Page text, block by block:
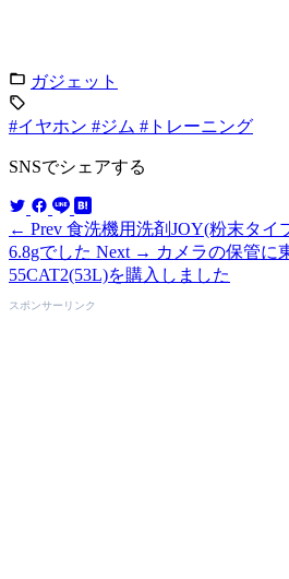
ガジェット
#イヤホン #ジム #トレーニング
SNSでシェアする
← Prev 食洗機用洗剤JOY(粉末タイ
6.8gでした Next → カメラの保管に
55CAT2(53L)を購入しました
スポンサーリンク